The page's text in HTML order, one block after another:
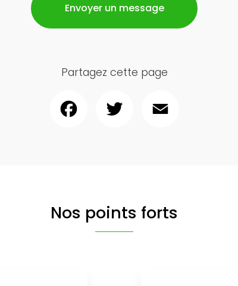
Envoyer un message
Partagez cette page
Nos points forts